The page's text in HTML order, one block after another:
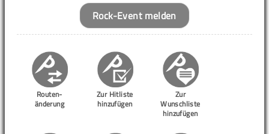
Rock-Event melden
Routen-
änderung
Zur Hitliste
hinzufügen
Zur
Wunschliste
hinzufügen